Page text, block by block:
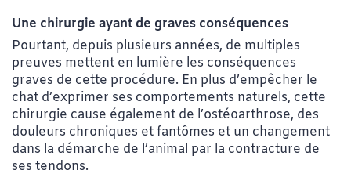
Une chirurgie ayant de graves conséquences
Pourtant, depuis plusieurs années, de multiples
preuves mettent en lumière les conséquences
graves de cette procédure. En plus d’empêcher le
chat d’exprimer ses comportements naturels, cette
chirurgie cause également de l’ostéoarthrose, des
douleurs chroniques et fantômes et un changement
dans la démarche de l’animal par la contracture de
ses tendons.